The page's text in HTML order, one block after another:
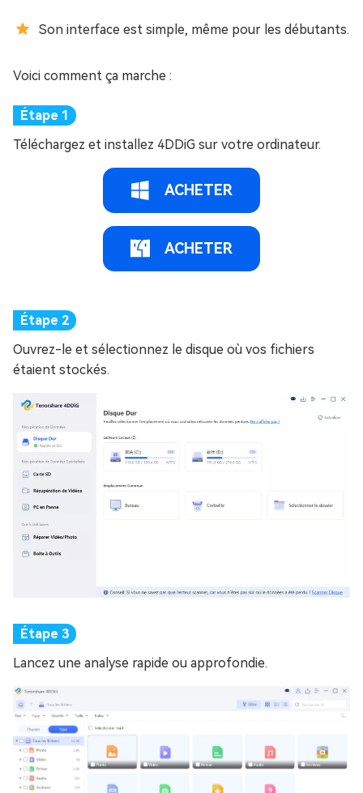
Son interface est simple, même pour les débutants.
Voici comment ça marche :
Téléchargez et installez 4DDiG sur votre ordinateur.
ACHETER
ACHETER
Ouvrez-le et sélectionnez le disque où vos fichiers
étaient stockés.
Lancez une analyse rapide ou approfondie.